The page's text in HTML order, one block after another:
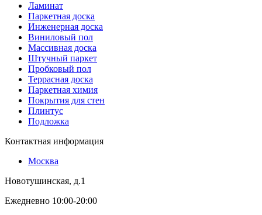
Ламинат
Паркетная доска
Инженерная доска
Виниловый пол
Массивная доска
Штучный паркет
Пробковый пол
Террасная доска
Паркетная химия
Покрытия для стен
Плинтус
Подложка
Контактная информация
Москва
Новотушинская, д.1
Ежедневно 10:00-20:00